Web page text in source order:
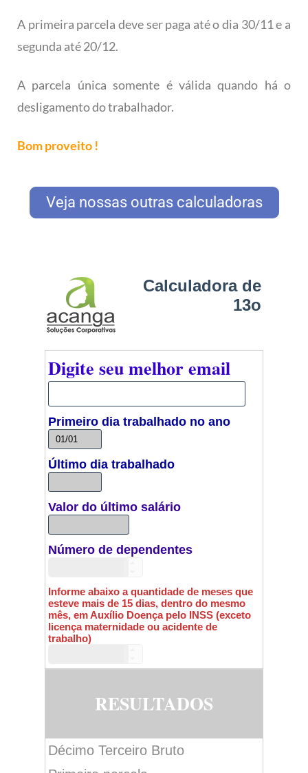
A primeira parcela deve ser paga até o dia 30/11 e a
segunda até 20/12.
A parcela única somente é válida quando há o
desligamento do trabalhador.
Bom proveito !
Veja nossas outras calculadoras